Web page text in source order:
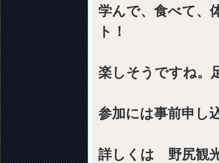
学んで、食べて、
ト！
楽しそうですね。
参加には事前申し
詳しくは 野尻観